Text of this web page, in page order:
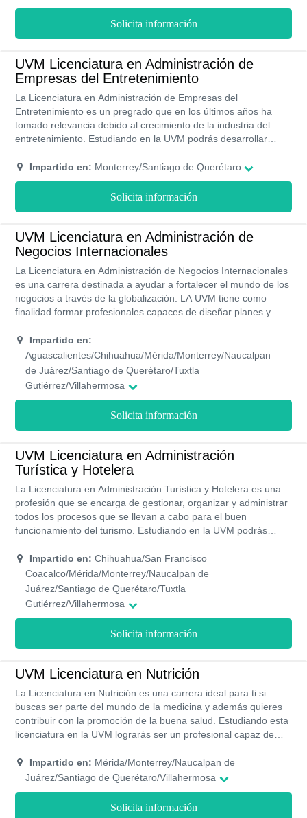
Solicita información
UVM Licenciatura en Administración de
Empresas del Entretenimiento
La Licenciatura en Administración de Empresas del
Entretenimiento es un pregrado que en los últimos años ha
tomado relevancia debido al crecimiento de la industria del
entretenimiento. Estudiando en la UVM podrás desarrollar
áreas que conforman a una empresa, negocio u organización
relacionada al entretenimiento. Esta universidad imparte esta
carrera de forma presencial y está disponible en 6 de sus
campus. Este título o puedes obtener en 4 años y medio.
Impartido en: Monterrey/Santiago de Querétaro
Solicita información
UVM Licenciatura en Administración de
Negocios Internacionales
La Licenciatura en Administración de Negocios Internacionales
es una carrera destinada a ayudar a fortalecer el mundo de los
negocios a través de la globalización. LA UVM tiene como
finalidad formar profesionales capaces de diseñar planes y
internacionalización de los negocios, empresas u
organizaciones. Esta universidad imparte esta carrera de forma
presencial en más de 20 campus. El plan de estudio está
compuesto por 9 semestres.
Impartido en:
Aguascalientes/Chihuahua/Mérida/Monterrey/Naucalpan
de Juárez/Santiago de Querétaro/Tuxtla
Gutiérrez/Villahermosa
Solicita información
UVM Licenciatura en Administración
Turística y Hotelera
La Licenciatura en Administración Turística y Hotelera es una
profesión que se encarga de gestionar, organizar y administrar
todos los procesos que se llevan a cabo para el buen
funcionamiento del turismo. Estudiando en la UVM podrás
influyen dentro de las actividades turísticas de un país. Esta
licenciatura tiene un plan de estudio de 9 semestres, por lo
tanto, obtienes el título en cuatro años y medio. Este pregrado
está disponible en 17 campus de la UVM.
Impartido en: Chihuahua/San Francisco
Coacalco/Mérida/Monterrey/Naucalpan de
Juárez/Santiago de Querétaro/Tuxtla
Gutiérrez/Villahermosa
Solicita información
UVM Licenciatura en Nutrición
La Licenciatura en Nutrición es una carrera ideal para ti si
buscas ser parte del mundo de la medicina y además quieres
contribuir con la promoción de la buena salud. Estudiando esta
licenciatura en la UVM lograrás ser un profesional capaz de
necesarios para que el cuerpo humano se mantenga en un
buen estado físico. Esta carrera se imparte de forma presencial
Impartido en: Mérida/Monterrey/Naucalpan de
Juárez/Santiago de Querétaro/Villahermosa
Solicita información